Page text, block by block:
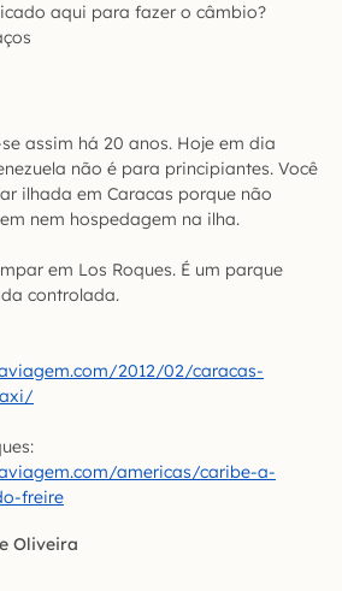
aqui para fazer o câmbio?
assim há 20 anos. Hoje em dia
não é para principiantes. Você
ilhada em Caracas porque não
nem hospedagem na ilha.
em Los Roques. É um parque
controlada.
2012/02/caracas-
americas/caribe-a-
freire
Oliveira